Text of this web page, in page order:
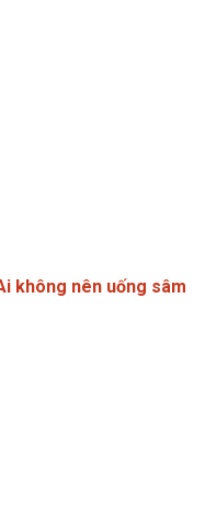
không nên uống sâm